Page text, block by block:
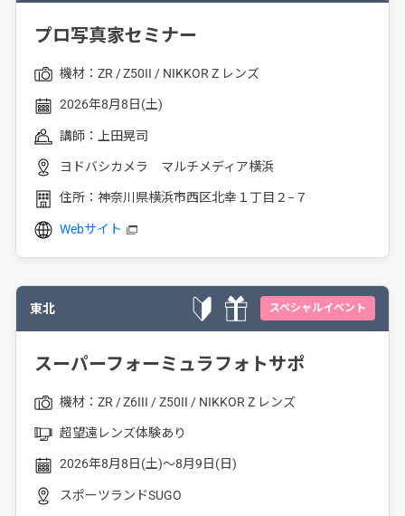
プロ写真家セミナー
機材： ZR Z50II NIKKOR Z レンズ
2026年8月8日(土)
講師： 上田晃司
ヨドバシカメラ マルチメディア横浜
住所： 神奈川県横浜市西区北幸１丁目２−７
Webサイト
東北 スペシャルイベント
スーパーフォーミュラフォトサポ
機材： ZR Z6III Z50II NIKKOR Z レンズ
超望遠レンズ体験あり
2026年8月8日(土)～8月9日(日)
スポーツランドSUGO